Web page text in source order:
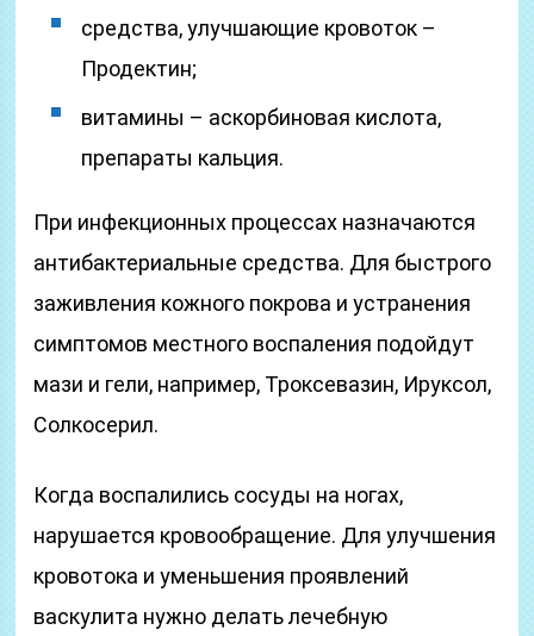
средства, улучшающие кровоток –
Продектин;
витамины – аскорбиновая кислота,
препараты кальция.
При инфекционных процессах назначаются
антибактериальные средства. Для быстрого
заживления кожного покрова и устранения
симптомов местного воспаления подойдут
мази и гели, например, Троксевазин, Ируксол,
Солкосерил.
Когда воспалились сосуды на ногах,
нарушается кровообращение. Для улучшения
кровотока и уменьшения проявлений
васкулита нужно делать лечебную